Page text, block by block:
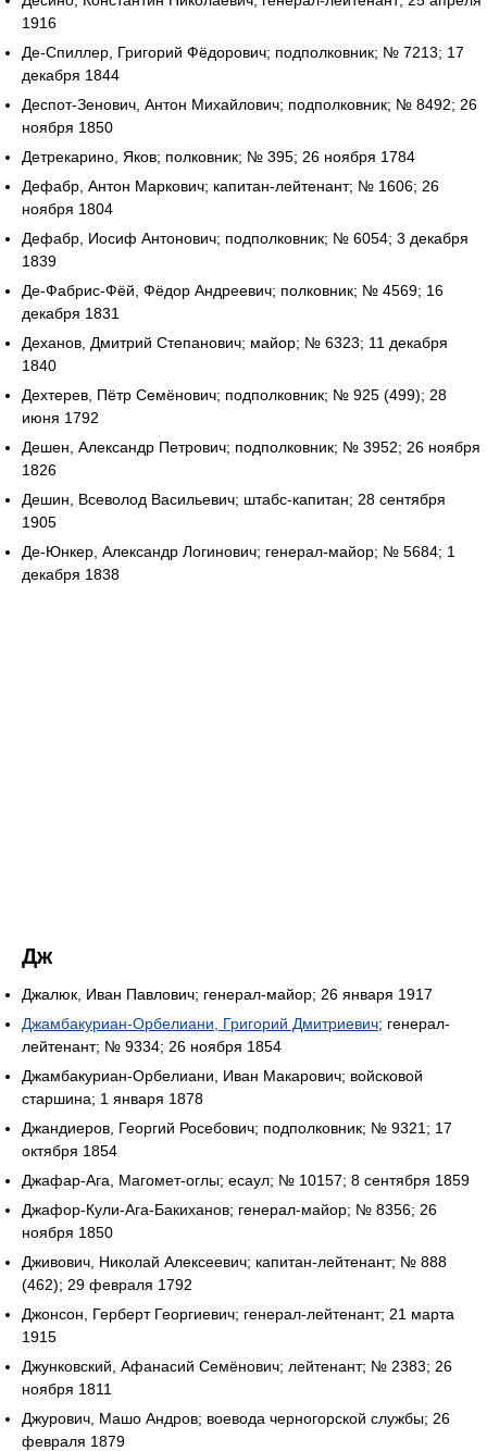
1916
Де-Спиллер, Григорий Фёдорович; подполковник; № 7213; 17
декабря 1844
Деспот-Зенович, Антон Михайлович; подполковник; № 8492; 26
ноября 1850
Детрекарино, Яков; полковник; № 395; 26 ноября 1784
Дефабр, Антон Маркович; капитан-лейтенант; № 1606; 26
ноября 1804
Дефабр, Иосиф Антонович; подполковник; № 6054; 3 декабря
1839
Де-Фабрис-Фёй, Фёдор Андреевич; полковник; № 4569; 16
декабря 1831
Деханов, Дмитрий Степанович; майор; № 6323; 11 декабря
1840
Дехтерев, Пётр Семёнович; подполковник; № 925 (499); 28
июня 1792
Дешен, Александр Петрович; подполковник; № 3952; 26 ноября
1826
Дешин, Всеволод Васильевич; штабс-капитан; 28 сентября
1905
Де-Юнкер, Александр Логинович; генерал-майор; № 5684; 1
декабря 1838
Дж
Джалюк, Иван Павлович; генерал-майор; 26 января 1917
Джамбакуриан-Орбелиани, Григорий Дмитриевич; генерал-
лейтенант; № 9334; 26 ноября 1854
Джамбакуриан-Орбелиани, Иван Макарович; войсковой
старшина; 1 января 1878
Джандиеров, Георгий Росебович; подполковник; № 9321; 17
октября 1854
Джафар-Ага, Магомет-оглы; есаул; № 10157; 8 сентября 1859
Джафор-Кули-Ага-Бакиханов; генерал-майор; № 8356; 26
ноября 1850
Дживович, Николай Алексеевич; капитан-лейтенант; № 888
(462); 29 февраля 1792
Джонсон, Герберт Георгиевич; генерал-лейтенант; 21 марта
1915
Джунковский, Афанасий Семёнович; лейтенант; № 2383; 26
ноября 1811
Джурович, Машо Андров; воевода черногорской службы; 26
февраля 1879